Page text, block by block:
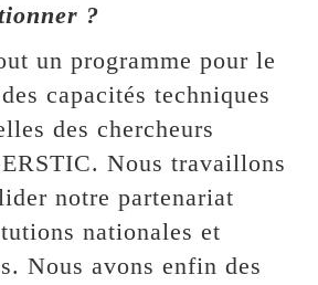
?
un programme pour le
capacités techniques
des chercheurs
Nous travaillons
notre partenariat
nationales et
Nous avons enfin des